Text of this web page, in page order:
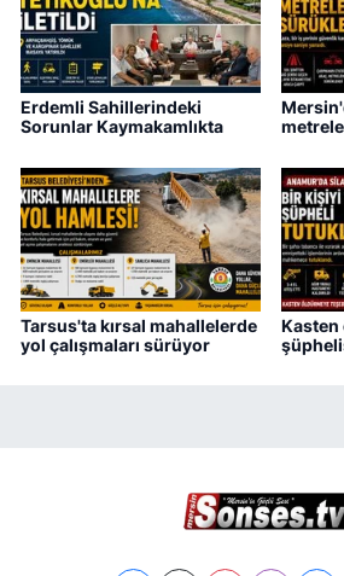
Erdemli Sahillerindeki
Sorunlar Kaymakamlıkta
Tarsus'ta kırsal mahallelerde
yol çalışmaları sürüyor
Kasten